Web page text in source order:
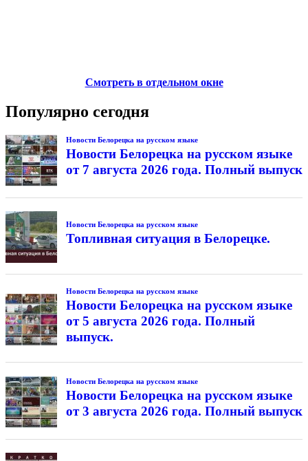
Смотреть в отдельном окне
Популярно сегодня
Новости Белорецка на русском языке
Новости Белорецка на русском языке
от 7 августа 2026 года. Полный выпуск
Новости Белорецка на русском языке
Топливная ситуация в Белорецке.
Новости Белорецка на русском языке
Новости Белорецка на русском языке
от 5 августа 2026 года. Полный
выпуск.
Новости Белорецка на русском языке
Новости Белорецка на русском языке
от 3 августа 2026 года. Полный выпуск